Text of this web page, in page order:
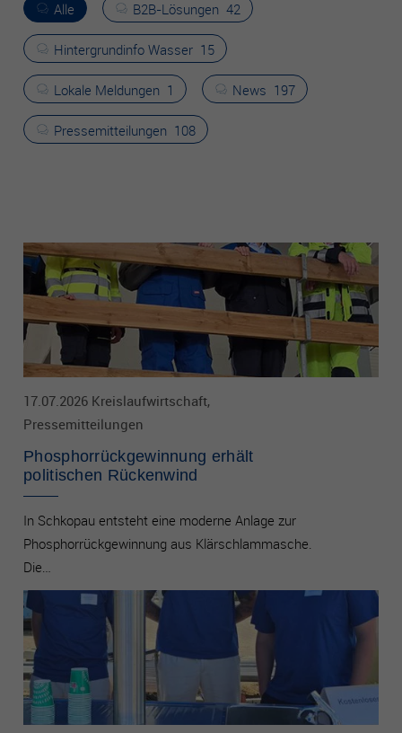
Alle B2B-Lösungen 42
Hintergrundinfo Wasser 15
Lokale Meldungen 1 News 197
Pressemitteilungen 108
17.07.2026 Kreislaufwirtschaft,
Pressemitteilungen
Phosphorrückgewinnung erhält
politischen Rückenwind
In Schkopau entsteht eine moderne Anlage zur
Phosphorrückgewinnung aus Klärschlammasche.
Die…
aufzubauen und Ihnen relevante Werbung auf anderen
Identifizierung Ihres Browsers und Internetgeräts. Wenn Sie
diese Cookies nicht zulassen, erhalten Sie weniger gezielte
Werbung.
Externe Inhalte
werden. Daher können sie eingebettete Inhalte nur sehen,
wenn Sie uns Ihre Einwilligung erteilt haben. Hinweis auf
Verarbeitung Ihrer auf dieser Webseite erhobenen Daten in
den USA: Indem Sie die Nutzung der „nicht erforderlichen“
Cookies und externen Inhalte akzeptieren, willigen Sie
zugleich gemäß Art. 49 Abs. 1 a) DSGVO ein, dass Ihre
Daten in den USA verarbeitet werden. Die USA werden vom
Europäischen Gerichtshof als ein Land mit einem nach EU-
Es besteht insbesondere das Risiko, dass Ihre Daten durch
US-Behörden zu Kontroll- und Überwachungszwecken
verarbeitet werden können.